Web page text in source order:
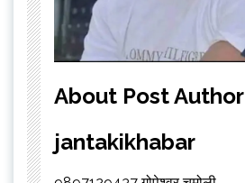
About Post Author
jantakikhabar